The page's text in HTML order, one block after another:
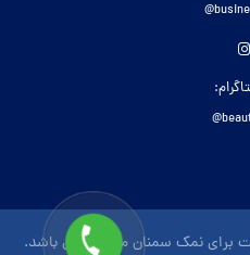
برای نمک سمنان محفوظ می باشد.